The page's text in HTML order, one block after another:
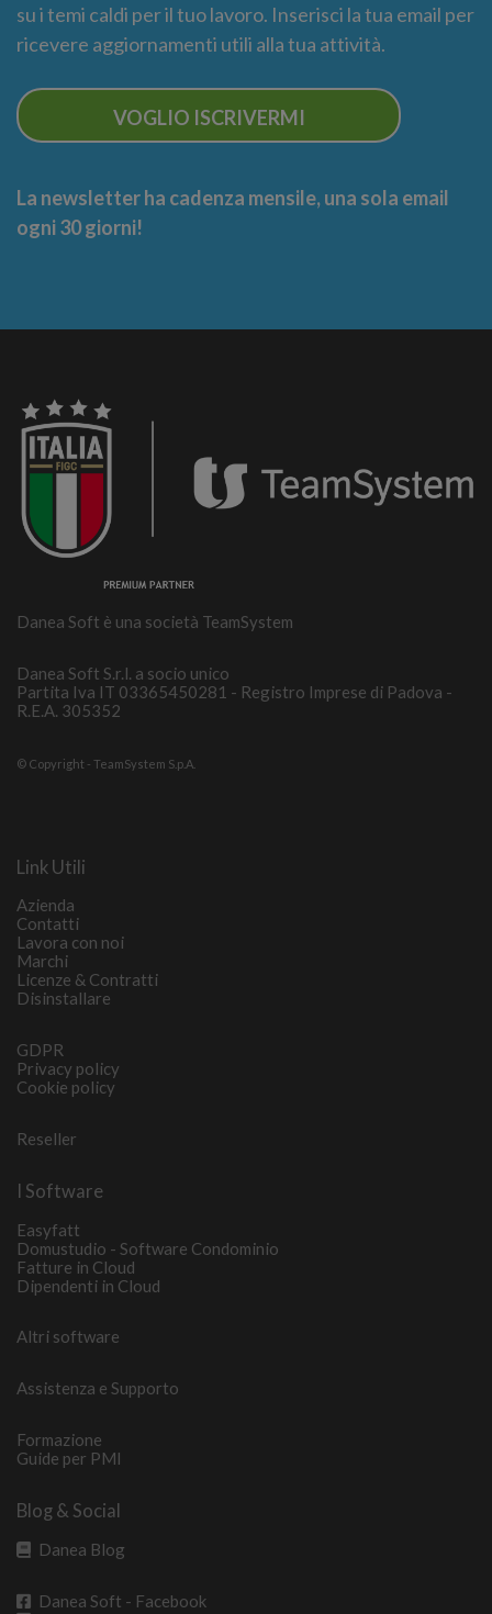
su i temi caldi per il tuo lavoro. Inserisci la tua email per
ricevere aggiornamenti utili alla tua attività.
VOGLIO ISCRIVERMI
La newsletter ha cadenza mensile, una sola email
ogni 30 giorni!
Danea Soft è una società TeamSystem
Danea Soft S.r.l. a socio unico
Partita Iva IT 03365450281 - Registro Imprese di Padova -
R.E.A. 305352
© Copyright - TeamSystem S.p.A.
Link Utili
Azienda
Contatti
Lavora con noi
Marchi
Licenze & Contratti
Disinstallare
GDPR
Privacy policy
Cookie policy
Reseller
I Software
Easyfatt
Domustudio - Software Condominio
Fatture in Cloud
Dipendenti in Cloud
Altri software
Assistenza e Supporto
Formazione
Guide per PMI
Blog & Social
Danea Blog
Danea Soft - Facebook